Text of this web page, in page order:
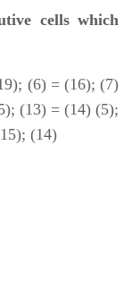
cells which
(6) = (16); (7)
(13) = (14) (5);
(14)